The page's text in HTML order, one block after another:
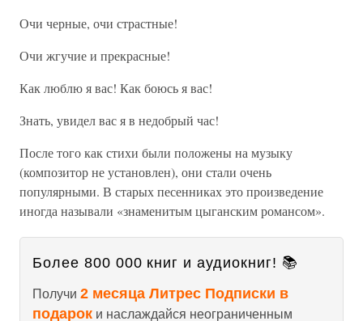
Очи черные, очи страстные!
Очи жгучие и прекрасные!
Как люблю я вас! Как боюсь я вас!
Знать, увидел вас я в недобрый час!
После того как стихи были положены на музыку
(композитор не установлен), они стали очень
популярными. В старых песенниках это произведение
иногда называли «знаменитым цыганским романсом».
Более 800 000 книг и аудиокниг! 📚
Получи 2 месяца Литрес Подписки в
подарок и наслаждайся неограниченным